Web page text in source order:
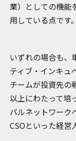
業）としての機能
用している点です。
いずれの場合も、
ティブ・インキュ
チームが投資先の
以上にわたって培
バルネットワーク
CSOといった経営